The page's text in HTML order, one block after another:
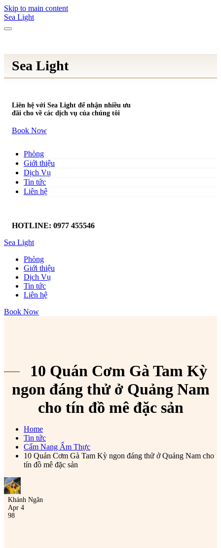
Skip to main content
Sea Light
Sea Light
Liên hệ với Sea Light để nhận nhiều ưu
đãi cho về các dịch vụ của chúng tôi
Book Now
Phòng
Giới thiệu
Dịch Vụ
Tin tức
Liên hệ
HOTLINE: 0977 455546
Sea Light
Phòng
Giới thiệu
Dịch Vụ
Tin tức
Liên hệ
Book Now
10 Quán Cơm Gà Tam Kỳ
ngon đáng thử ở Quảng Nam
cho tín đồ mê đặc sản
Home
Tin tức
Cẩm Nang Ẩm Thực
10 Quán Cơm Gà Tam Kỳ ngon đáng thử ở Quảng Nam cho
tín đồ mê đặc sản
Khánh Ngân
Apr 4
98